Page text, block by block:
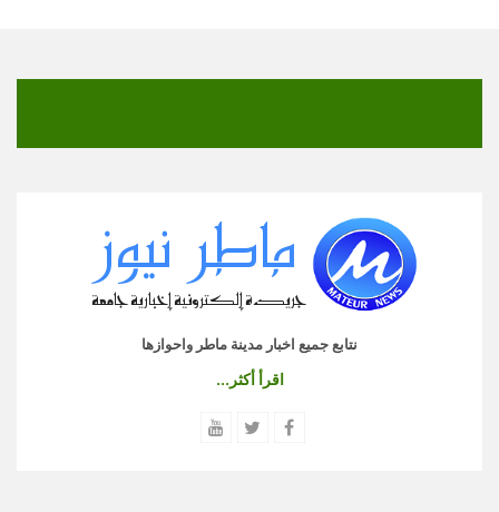
نتابع جميع اخبار مدينة ماطر واحوازها
اقرأ أكثر...